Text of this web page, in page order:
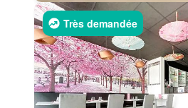
Très demandée